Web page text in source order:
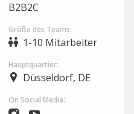
B2B2C
Größe des Teams:
1-10 Mitarbeiter
Hauptquartier:
Düsseldorf, DE
On Social Media: